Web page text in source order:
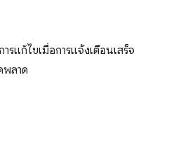
แก้ไขเมื่อการแจ้งเตือนเสร็จ
ลาด